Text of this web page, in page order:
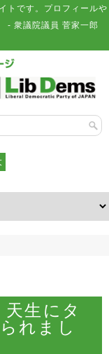
トです。プロフィールや
- 衆議院議員 菅家一郎
生にタ
れまし